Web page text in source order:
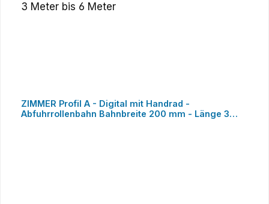
ZIMMER Profil A - Digital mit Handrad -
Abfuhrrollenbahn Bahnbreite 200 mm - Länge 3